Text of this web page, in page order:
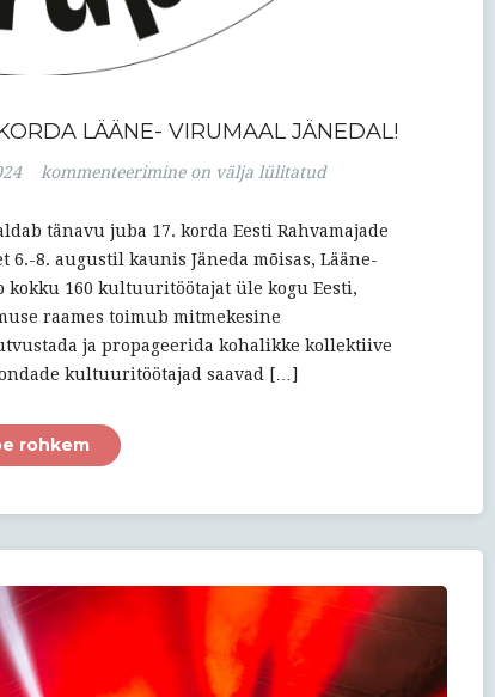
LÄÄNE- VIRUMAAL JÄNEDAL!
17.
suvekool
ja
sedakorda
Lääne-
Virumaal
Jänedal!
kommenteerimine on välja lülitatud
tänavu juba 17. korda Eesti Rahvamajade
6.-8. augustil kaunis Jäneda mõisas, Lääne-
kokku 160 kultuuritöötajat üle kogu Eesti,
raames toimub mitmekesine
ja propageerida kohalikke kollektiive
kultuuritöötajad saavad […]
rohkem